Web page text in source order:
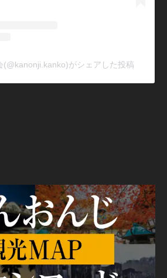
(@kanonji.kanko)がシェアした投稿